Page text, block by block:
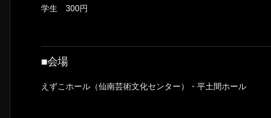
学生 300円
■会場
えずこホール（仙南芸術文化センター）・平土間ホール